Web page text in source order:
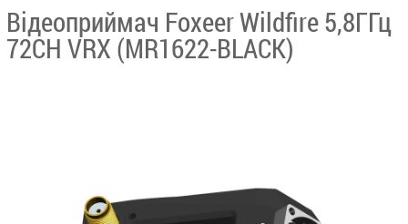
Відеоприймач Foxeer Wildfire 5,8ГГц
72CH VRX (MR1622-BLACK)